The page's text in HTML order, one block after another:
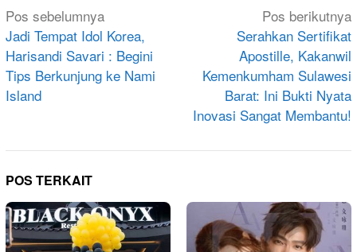
Navigasi
pos
Pos sebelumnya
Jadi Tempat Idol Korea,
Harisandi Savari : Begini
Tips Berkunjung ke Nami
Island
Pos berikutnya
Serahkan Sertifikat
Apostille, Kakanwil
Kemenkumham Sulawesi
Barat: Ini Bukti Nyata
Inovasi Sangat Membantu!
POS TERKAIT